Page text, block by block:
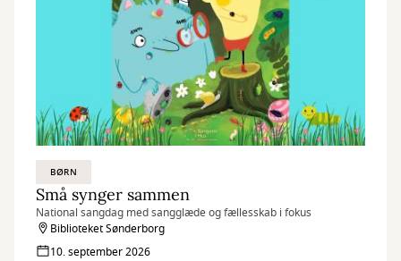
BØRN
Små synger sammen
National sangdag med sangglæde og fællesskab i fokus
Biblioteket Sønderborg
10. september 2026